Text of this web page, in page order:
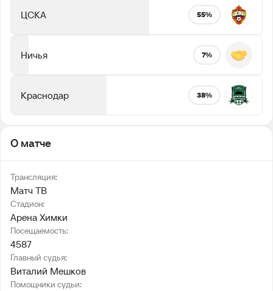
ЦСКА 55%
Ничья 7%
Краснодар 38%
О матче
Трансляция:
Матч ТВ
Стадион:
Арена Химки
Посещаемость:
4587
Главный судья:
Виталий Мешков
Помощники судьи: